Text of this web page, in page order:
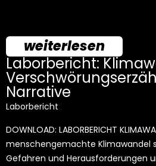
weiterlesen
Laborbericht:
Narrative
Laborbericht
DOWNLOAD: LABORBERICHT
menschengemachte Klimawandel
Gefahren und Herausforderungen